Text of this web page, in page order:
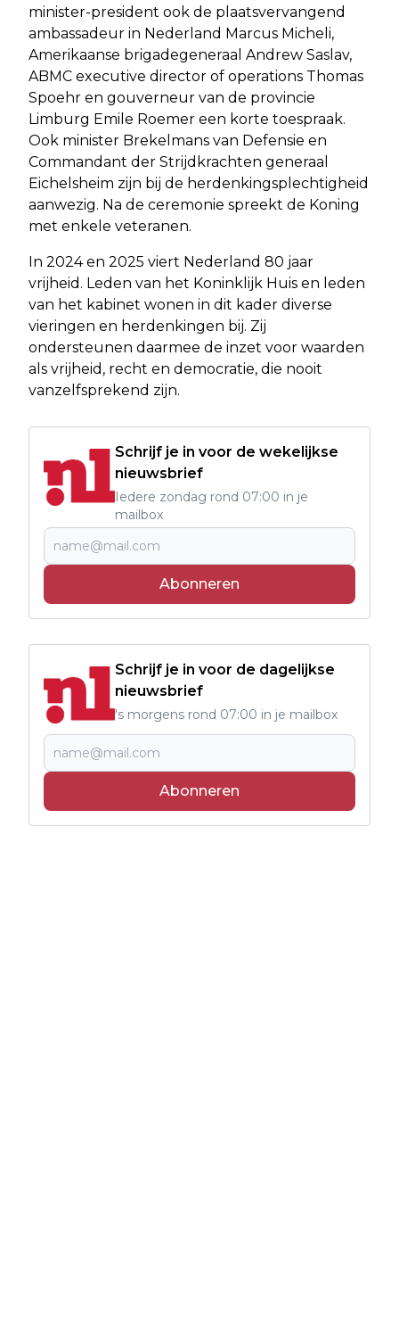
minister-president ook de plaatsvervangend
ambassadeur in Nederland Marcus Micheli,
Amerikaanse brigadegeneraal Andrew Saslav,
ABMC executive director of operations Thomas
Spoehr en gouverneur van de provincie
Limburg Emile Roemer een korte toespraak.
Ook minister Brekelmans van Defensie en
Commandant der Strijdkrachten generaal
Eichelsheim zijn bij de herdenkingsplechtigheid
aanwezig. Na de ceremonie spreekt de Koning
met enkele veteranen.
In 2024 en 2025 viert Nederland 80 jaar
vrijheid. Leden van het Koninklijk Huis en leden
van het kabinet wonen in dit kader diverse
vieringen en herdenkingen bij. Zij
ondersteunen daarmee de inzet voor waarden
als vrijheid, recht en democratie, die nooit
vanzelfsprekend zijn.
Schrijf je in voor de wekelijkse
nieuwsbrief
Iedere zondag rond 07:00 in je
mailbox
Abonneren
Schrijf je in voor de dagelijkse
nieuwsbrief
's morgens rond 07:00 in je mailbox
Abonneren